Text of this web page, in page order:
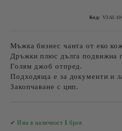
Код: V3AI-
Мъжка бизнес чанта от еко
Дръжки плюс дълга подвижна
Голям джоб отпред.
Подходяща е за документи и
Закопчаване с цип.
✔ Има в наличност 1 броя